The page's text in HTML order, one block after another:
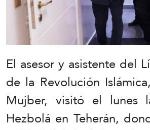
El asesor y asistente del
de la Revolución
Mujber, visitó el lunes
Hezbolá en Teherán,